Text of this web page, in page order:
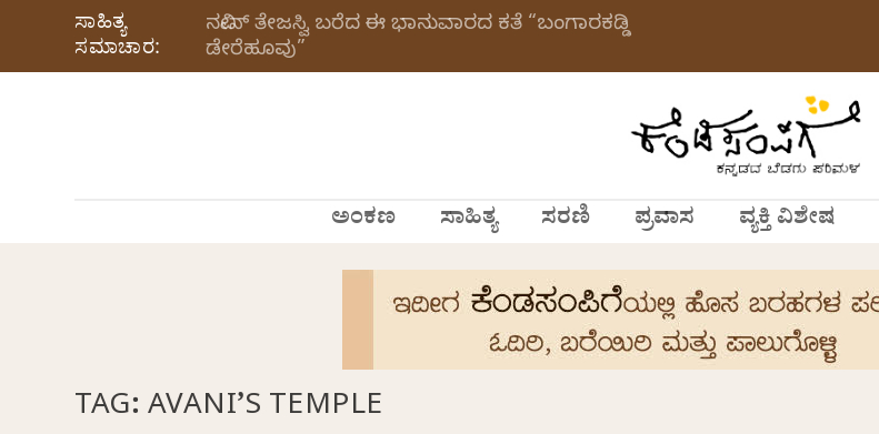
ಸಾಹಿತ್ಯ
ಸಮಾಚಾರ:
ನವೀನ್‌ ತೇಜಸ್ವಿ ಬರೆದ ಈ ಭಾನುವಾರದ ಕತೆ “ಬಂಗಾರಕಡ್ಡಿ
ಡೇರೆಹೂವು”
ಅಂಕಣ ಸಾಹಿತ್ಯ ಸರಣಿ ಪ್ರವಾಸ ವ್ಯಕ್ತಿ ವಿಶೇಷ
TAG: AVANI’S TEMPLE